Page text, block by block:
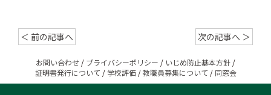
＜ 前の記事へ 次の記事へ ＞
お問い合わせ / プライバシーポリシー / いじめ防止基本方針 /
証明書発行について / 学校評価/教職員募集について / 同窓会